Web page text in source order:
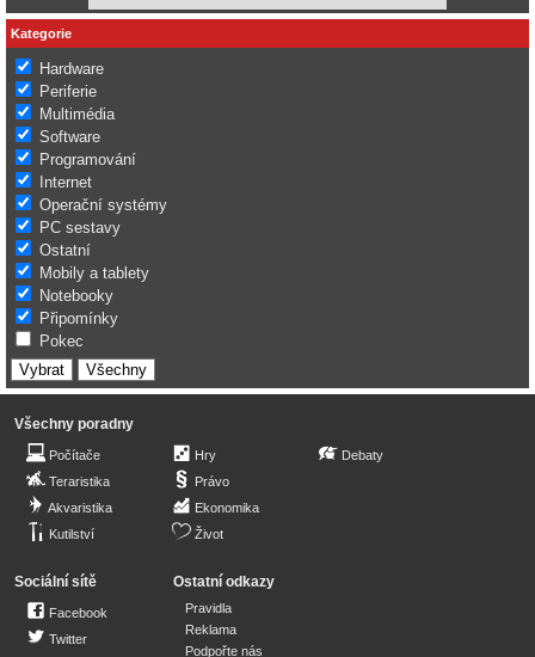
Kategorie
Hardware
Periferie
Multimédia
Software
Programování
Internet
Operační systémy
PC sestavy
Ostatní
Mobily a tablety
Notebooky
Připomínky
Pokec
Všechny poradny
Počítače
Teraristika
Akvaristika
Kutilství
Hry
Právo
Ekonomika
Život
Debaty
Sociální sítě
Facebook
Twitter
Ostatní odkazy
Pravidla
Reklama
Podpořte nás